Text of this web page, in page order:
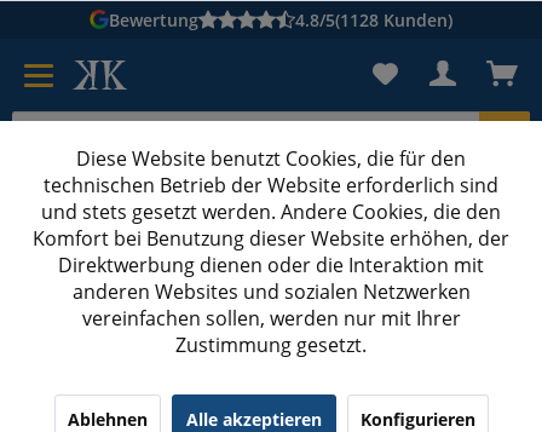
Bewertung 4.8/5(1128 Kunden)
Karton suchen
Kartons bedruckenKartons nach Maß
Polstermaterial
Schrenzpapier 50 x 75 cm 120 g/m²
(9)4.22/5.00
Diese Website benutzt Cookies, die für den
technischen Betrieb der Website erforderlich sind
und stets gesetzt werden. Andere Cookies, die den
Komfort bei Benutzung dieser Website erhöhen, der
Direktwerbung dienen oder die Interaktion mit
anderen Websites und sozialen Netzwerken
vereinfachen sollen, werden nur mit Ihrer
Zustimmung gesetzt.
Ablehnen Alle akzeptieren Konfigurieren